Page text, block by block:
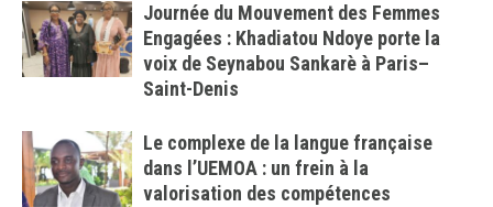
Journée du Mouvement des Femmes
Engagées : Khadiatou Ndoye porte la
voix de Seynabou Sankarè à Paris–
Saint-Denis
Le complexe de la langue française
dans l’UEMOA : un frein à la
valorisation des compétences